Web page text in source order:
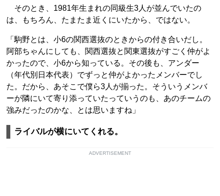
そのとき、1981年生まれの同級生3人が並んでいたの
は、もちろん、たまたま近くにいたから、ではない。
「駒野とは、小6の関西選抜のときからの付き合いだし。
阿部ちゃんにしても、関西選抜と関東選抜がすごく仲がよ
かったので、小6から知っている。その後も、アンダー
（年代別日本代表）でずっと仲がよかったメンバーでし
た。だから、あそこで僕ら3人が揃った。そういうメンバ
ーが隣にいて寄り添っていたっていうのも、あのチームの
強みだったのかな、とは思いますね」
ライバルが横にいてくれる。
ADVERTISEMENT